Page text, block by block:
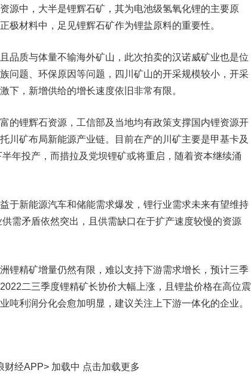
中，大半是锂辉石矿，其为电池级氢氧化锂的主要原
极材料中，足见锂辉石矿作为锂盐原料的重要性。
质与体量不输海外矿山，此次拍卖的汉诺威矿业也是位
问题、环保原因等问题，四川矿山的开采规模较小，开采
下，新增供给的增长速度依旧非常有限。
锂辉石资源，工信部及当地均有政策支撑国内锂资源开
川矿布局新能源产业链。目前在产的川矿主要是甲基卡及
年投产，而措拉及党坝锂矿或将重启，随着资本继续涌
新能源汽车和储能需求爆发，锂行业需求未来有望维持
需矛盾依然突出，且供需缺口在于扩产速度较慢的资源
精矿增量仍然有限，难以支持下游需求增长，预计三季
二三季度锂精矿长协价大幅上涨，且锂盐价格在高位震
吨利润分化会愈加明显，建议关注上下游一体化的企业。
财经APP> 加载中 点击加载更多